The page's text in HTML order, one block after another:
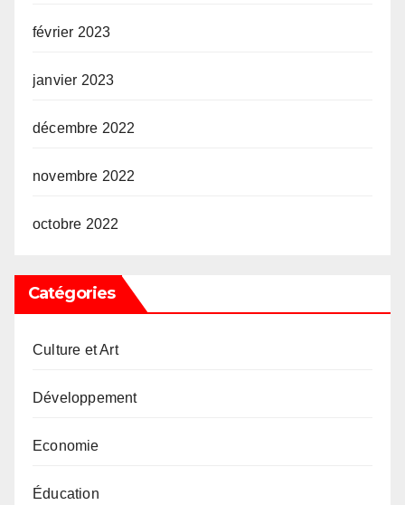
février 2023
janvier 2023
décembre 2022
novembre 2022
octobre 2022
Catégories
Culture et Art
Développement
Economie
Éducation